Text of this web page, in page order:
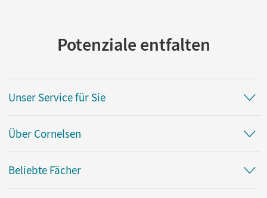
Potenziale entfalten
Unser Service für Sie
Über Cornelsen
Beliebte Fächer